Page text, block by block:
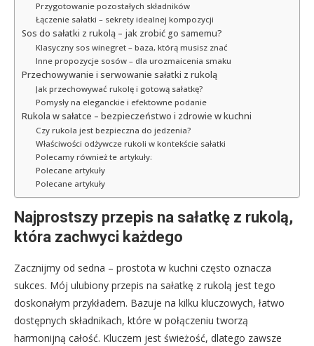
Przygotowanie pozostałych składników
Łączenie sałatki – sekrety idealnej kompozycji
Sos do sałatki z rukolą – jak zrobić go samemu?
Klasyczny sos winegret – baza, którą musisz znać
Inne propozycje sosów – dla urozmaicenia smaku
Przechowywanie i serwowanie sałatki z rukolą
Jak przechowywać rukolę i gotową sałatkę?
Pomysły na eleganckie i efektowne podanie
Rukola w sałatce – bezpieczeństwo i zdrowie w kuchni
Czy rukola jest bezpieczna do jedzenia?
Właściwości odżywcze rukoli w kontekście sałatki
Polecamy również te artykuły:
Polecane artykuły
Polecane artykuły
Najprostszy przepis na sałatkę z rukolą,
która zachwyci każdego
Zacznijmy od sedna – prostota w kuchni często oznacza
sukces. Mój ulubiony przepis na sałatkę z rukolą jest tego
doskonałym przykładem. Bazuje na kilku kluczowych, łatwo
dostępnych składnikach, które w połączeniu tworzą
harmonijną całość. Kluczem jest świeżość, dlatego zawsze